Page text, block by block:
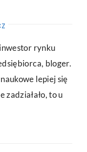
rynku
bloger.
lepiej się
zadziałało, to u